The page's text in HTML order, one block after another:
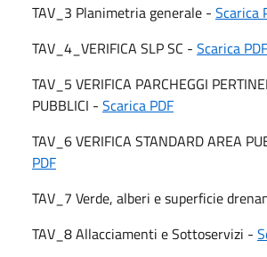
TAV_3 Planimetria generale - Scarica
TAV_4_VERIFICA SLP SC - Scarica PDF
TAV_5 VERIFICA PARCHEGGI
PUBBLICI - Scarica PDF
TAV_6 VERIFICA STANDARD AREA
PDF
TAV_7 Verde, alberi e superficie
TAV_8 Allacciamenti e Sottoservizi -